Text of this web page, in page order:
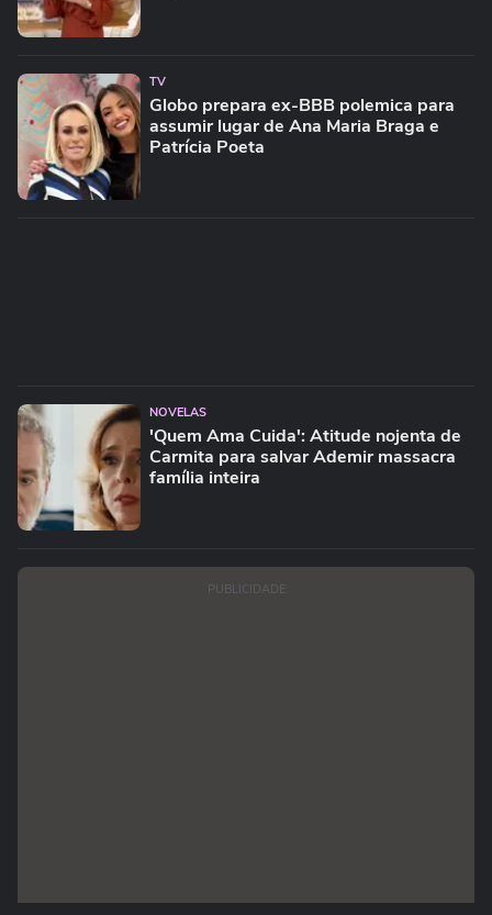
TV
Globo prepara ex-BBB polemica para
assumir lugar de Ana Maria Braga e
Patrícia Poeta
NOVELAS
'Quem Ama Cuida': Atitude nojenta de
Carmita para salvar Ademir massacra
família inteira
PUBLICIDADE